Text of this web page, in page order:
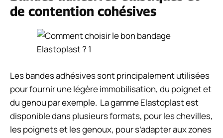
de contention cohésives
Les bandes adhésives sont principalement utilisées
pour fournir une légère immobilisation, du poignet et
du genou par exemple. La gamme Elastoplast est
disponible dans plusieurs formats, pour les chevilles,
les poignets et lesgenoux, pour s’adapter aux zones